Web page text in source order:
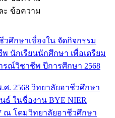
วศึกษาเขื่องใน จัดกิจกรรม
นักเรียนนักศึกษา เพื่อเตรียม
ณ์วิชาชีพ ปีการศึกษา 2568
. 2568 วิทยาลัยอาชีวศึกษา
ธ์ ในชื่องาน BYE NIER
ณ โดมวิทยาลัยอาชีวศึกษา